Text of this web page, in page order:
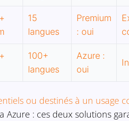
15
langues
Premium
: oui
100+
langues
Azure :
oui
ou destinés à un usage
Azure : ces deux solutions